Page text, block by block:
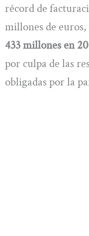
récord de
millones de euros,
433 millones en
por culpa de las
obligadas por la